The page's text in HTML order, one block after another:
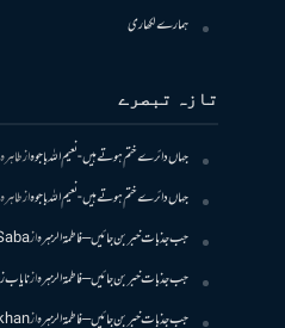
ہمارے لکھاری
تازہ تبصرے
جہاں دائرے ختم ہوتے ہیں- نعیم اللہ باجوہاز
جہاں دائرے ختم ہوتے ہیں- نعیم اللہ باجوہاز
جب جذبات خبر بن جائیں – فاطمۃالزہرہاز
جب جذبات خبر بن جائیں – فاطمۃالزہرہازنایاب
جب جذبات خبر بن جائیں – فاطمۃالزہرہاز